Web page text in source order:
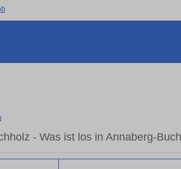
- Was ist los in Annaberg-